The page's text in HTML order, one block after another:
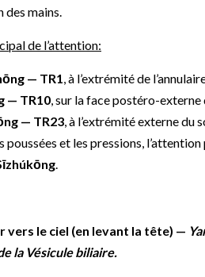
des mains.
de l’attention:
— TR1, à l’extrémité de
— TR10, sur la face postéro-externe
— TR23, à l’extrémité externe du
poussées et les pressions,
.
vers le ciel (en levant la tête) —
la Vésicule biliaire.